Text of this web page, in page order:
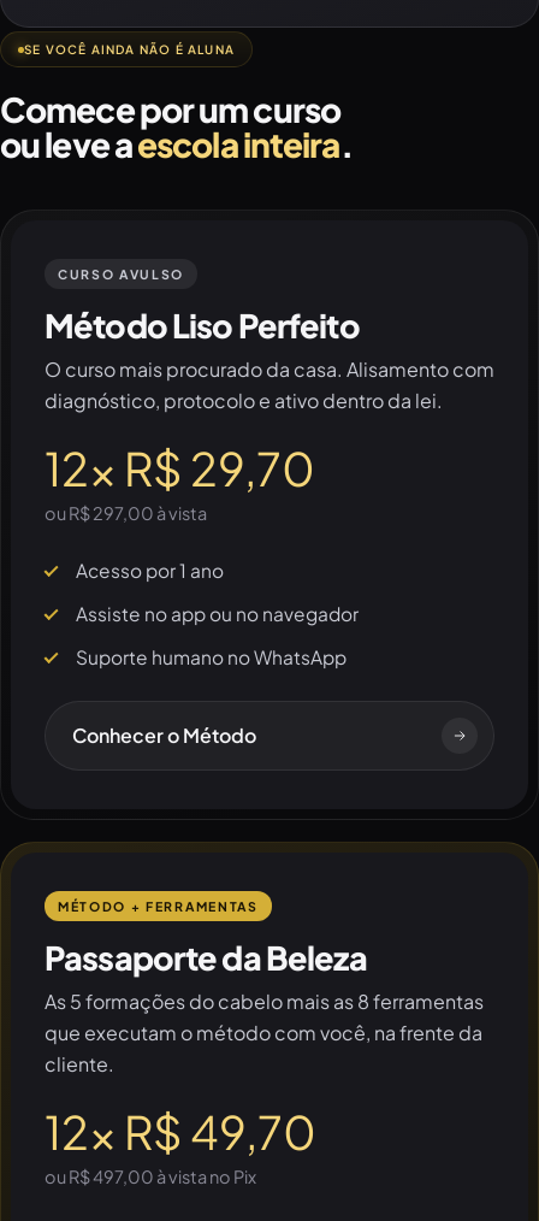
SE VOCÊ AINDA NÃO É ALUNA
Comece por um curso
ou leve aescola inteira.
CURSO AVULSO
Método Liso Perfeito
O curso mais procurado da casa. Alisamento com
diagnóstico, protocolo e ativo dentro da lei.
12x R$ 29,70
ou R$ 297,00 à vista
Acesso por 1 ano
Assiste no app ou no navegador
Suporte humano no WhatsApp
Conhecer o Método
MÉTODO + FERRAMENTAS
Passaporte da Beleza
As 5 formações do cabelo mais as 8 ferramentas
que executam o método com você, na frente da
cliente.
12x R$ 49,70
ou R$ 497,00 à vista no Pix